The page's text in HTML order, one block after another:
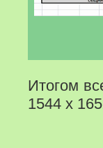
Итогом
1544 х